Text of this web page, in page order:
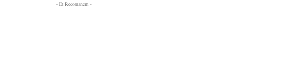
- Et Recomanem -